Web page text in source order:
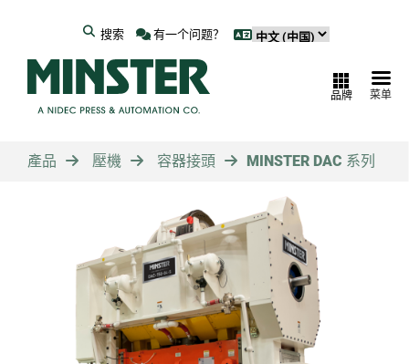
有一个问题？
搜索
菜单
品牌
產品 壓機 容器接頭 MINSTER DAC 系列